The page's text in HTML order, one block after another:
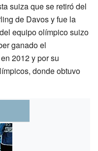
suiza que se retiró del
de Davos y fue la
equipo olímpico suizo
ganado el
2012 y por su
donde obtuvo